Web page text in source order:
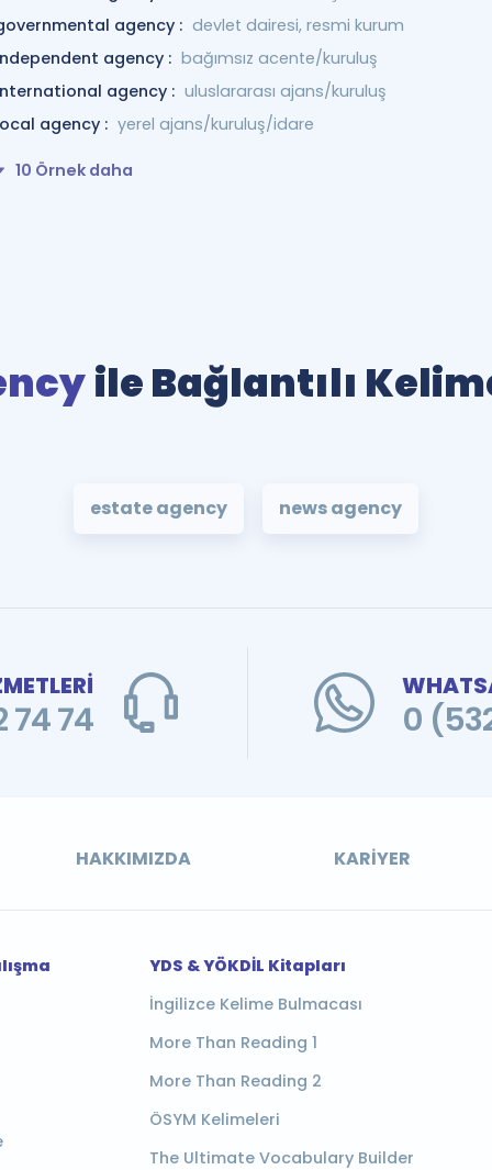
agency : devlet dairesi, resmi kurum
agency : bağımsız acente/kuruluş
agency : uluslararası ajans/kuruluş
agency : yerel ajans/kuruluş/idare
10 Örnek daha
ile Bağlantılı
estate agency news agency
74 0
HAKKIMIZDA KARIYER
YDS & YÖKDİL Kitapları
İngilizce Kelime Bulmacası
More Than Reading 1
More Than Reading 2
ÖSYM Kelimeleri
The Ultimate Vocabulary Builder